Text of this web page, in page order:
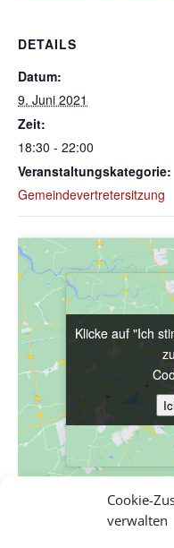
Cookie-
verwalten
DETAILS
Datum:
9. Juni 2021
Zeit:
18:30 - 22:00
Veranstaltungskategorie:
Gemeindevertretersitzung
VERANSTALTUNGSORT
Klicke auf "Ich
Klicke auf "Ich